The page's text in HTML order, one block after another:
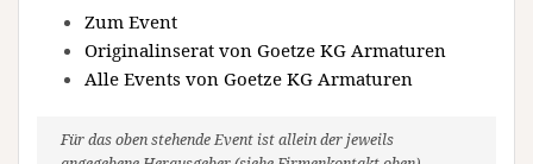
Zum Event
Originalinserat von Goetze KG Armaturen
Alle Events von Goetze KG Armaturen
Für das oben stehende Event ist allein der jeweils